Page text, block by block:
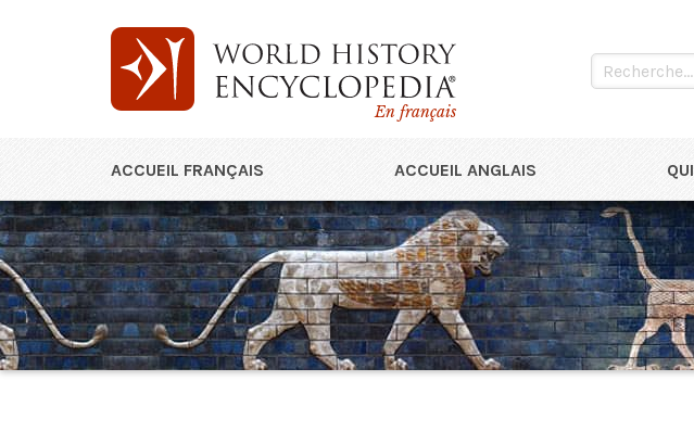
En français
ACCUEIL FRANÇAIS ACCUEIL ANGLAIS